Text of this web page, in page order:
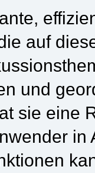
auf
und
sie eine